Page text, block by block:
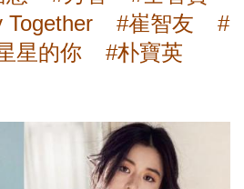
Together #崔智友
#
星的你 #朴寶英